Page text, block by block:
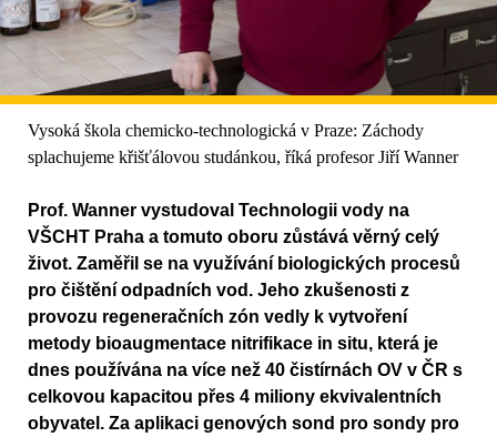
Vysoká škola chemicko-technologická v Praze: Záchody
splachujeme křišťálovou studánkou, říká profesor Jiří Wanner
Prof. Wanner vystudoval Technologii vody na
VŠCHT Praha a tomuto oboru zůstává věrný celý
život. Zaměřil se na využívání biologických procesů
pro čištění odpadních vod. Jeho zkušenosti z
provozu regeneračních zón vedly k vytvoření
metody bioaugmentace nitrifikace in situ, která je
dnes používána na více než 40 čistírnách OV v ČR s
celkovou kapacitou přes 4 miliony ekvivalentních
obyvatel. Za aplikaci genových sond pro sondy pro